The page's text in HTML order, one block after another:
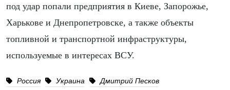
под удар попали предприятия в Киеве, Запорожье,
Харькове и Днепропетровске, а также объекты
топливной и транспортной инфраструктуры,
используемые в интересах ВСУ.
Россия Украина Дмитрий Песков